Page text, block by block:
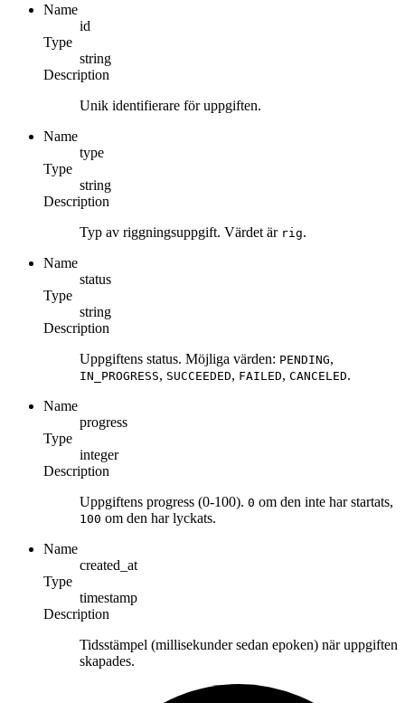
Name
id
Type
string
Description
Unik identifierare för uppgiften.
Name
type
Type
string
Description
Typ av riggningsuppgift. Värdet är rig.
Name
status
Type
string
Description
Uppgiftens status. Möjliga värden: PENDING,
IN_PROGRESS, SUCCEEDED, FAILED, CANCELED.
Name
progress
Type
integer
Description
Uppgiftens progress (0-100). 0 om den inte har startats,
100 om den har lyckats.
Name
created_at
Type
timestamp
Description
Tidsstämpel (millisekunder sedan epoken) när uppgiften
skapades.